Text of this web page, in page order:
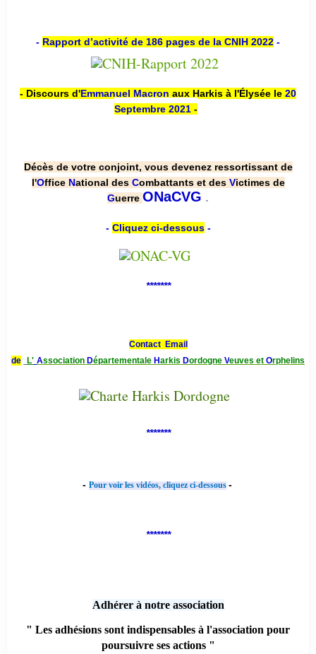
- Rapport d’activité de 186 pages de la CNIH 2022 -
- Discours d'Emmanuel Macron aux Harkis à l'Élysée le 20
Septembre 2021 -
Décès de votre conjoint, vous devenez ressortissant de
l'Office National des Combattants et des Victimes de
Guerre ONaCVG .
- Cliquez ci-dessous-
*******
Contact Email
de
L' Association Départementale Harkis Dordogne Veuves et Orphelins
*******
- Pour voir les vidéos, cliquez ci-dessous -
*******
Adhérer à notre association
" Les adhésions sont indispensables à l'association pour
poursuivre ses actions "